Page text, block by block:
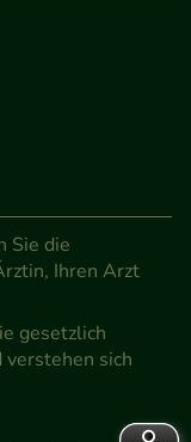
Sie die
Ihren Arzt
gesetzlich
sich